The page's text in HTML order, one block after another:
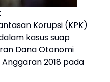
Korupsi (KPK)
kasus suap
Dana Otonomi
2018 pada